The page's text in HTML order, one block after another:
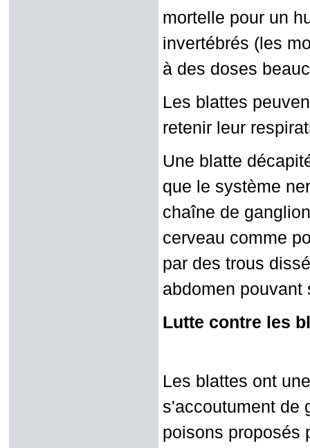
mortelle pour un
invertébrés (les
à des doses
Les blattes
retenir leur
Une blatte
que le système
chaîne de
cerveau comme
par des trous
abdomen pouvant
Lutte contre les
Les blattes ont
s'accoutument de
poisons proposés